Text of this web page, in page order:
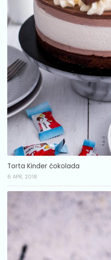
Torta Kinder čokolada
6 APR, 2018